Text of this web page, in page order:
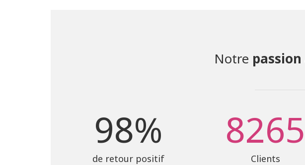
Notre passion
98%
de retour positif
8265
Clients